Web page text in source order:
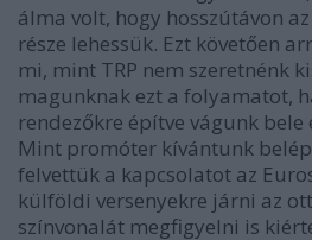
álma volt, hogy hosszútávon
része lehessük. Ezt követően
mi, mint TRP nem szeretnénk
magunknak ezt a folyamatot,
rendezőkre építve vágunk
Mint promóter kívántunk
felvettük a kapcsolatot az
külföldi versenyekre járni az
színvonalát megfigyelni is